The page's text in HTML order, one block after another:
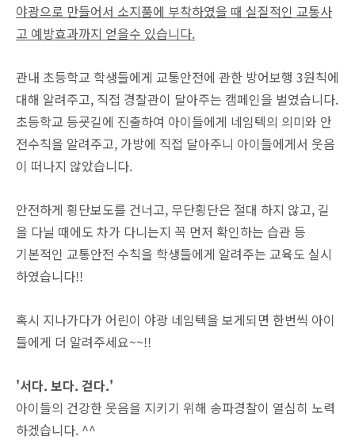
야광으로 만들어서 소지품에 부착하였을 때 실질적인 교통사
고 예방효과까지 얻을수 있습니다.
관내 초등학교 학생들에게 교통안전에 관한 방어보행 3원칙에
대해 알려주고, 직접 경찰관이 달아주는 캠페인을 벌였습니다.
초등학교 등굣길에 진출하여 아이들에게 네임텍의 의미와 안
전수칙을 알려주고, 가방에 직접 달아주니 아이들에게서 웃음
이 떠나지 않았습니다.
안전하게 횡단보도를 건너고, 무단횡단은 절대 하지 않고, 길
을 다닐 때에도 차가 다니는지 꼭 먼저 확인하는 습관 등
기본적인 교통안전 수칙을 학생들에게 알려주는 교육도 실시
하였습니다!!
혹시 지나가다가 어린이 야광 네임텍을 보게되면 한번씩 아이
들에게 더 알려주세요~~!!
'서다. 보다. 걷다.'
아이들의 건강한 웃음을 지키기 위해 송파경찰이 열심히 노력
하겠습니다. ^^